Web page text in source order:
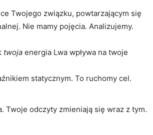
Twojego związku, powtarzającym się
Nie mamy pojęcia. Analizujemy.
twoja energia Lwa wpływa na twoje
statycznym. To ruchomy cel.
Twoje odczyty zmieniają się wraz z tym.